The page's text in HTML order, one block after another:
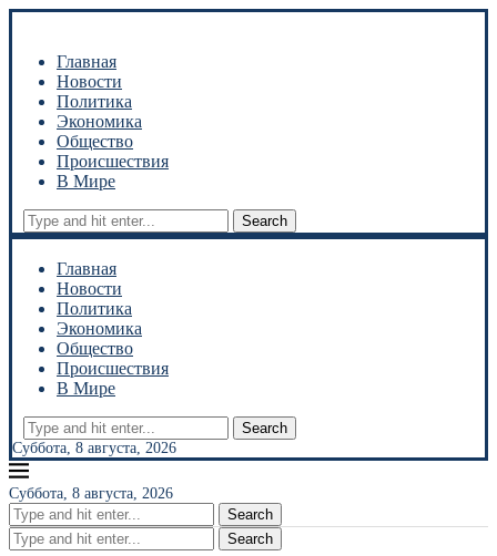
Главная
Новости
Политика
Экономика
Общество
Происшествия
В Мире
Search
Главная
Новости
Политика
Экономика
Общество
Происшествия
В Мире
Search
Суббота, 8 августа, 2026
Суббота, 8 августа, 2026
Search
Search